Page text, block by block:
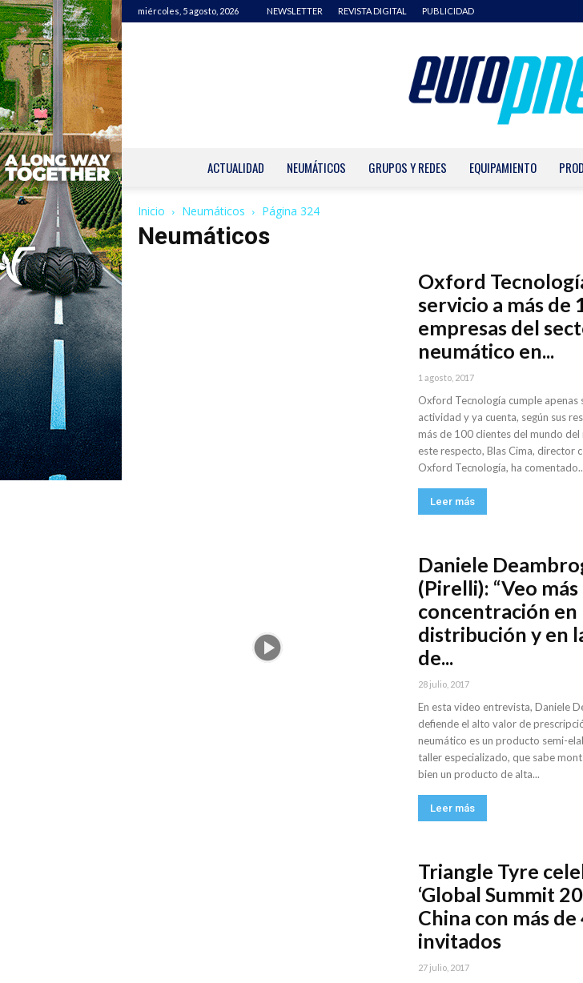
miércoles, 5 agosto, 2026 NEWSLETTER REVISTA DIGITAL PUBLICIDAD
ACTUALIDAD NEUMÁTICOS GRUPOS Y REDES EQUIPAMIENTO
Inicio Neumáticos Página 324
Neumáticos
Oxford
servicio a más de
empresas del
neumático en...
1 agosto, 2017
Oxford Tecnología cumple apenas
actividad y ya cuenta, según sus
más de 100 clientes del mundo del
este respecto, Blas Cima, director
Oxford Tecnología, ha
Leer más
Daniele
(Pirelli): “Veo más
concentración en
distribución y en
de...
28 julio, 2017
En esta video entrevista, Daniele
defiende el alto valor de
neumático es un producto semi-
taller especializado, que sabe
bien un producto de alta...
Leer más
Triangle Tyre
‘Global Summit
China con más
invitados
27 julio, 2017